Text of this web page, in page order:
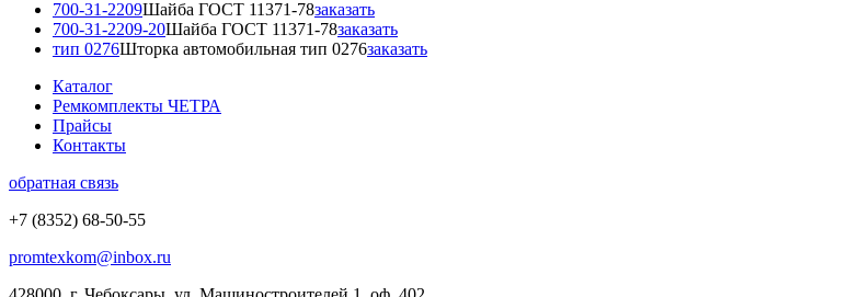
700-31-2209Шайба ГОСТ 11371-78заказать
700-31-2209-20Шайба ГОСТ 11371-78заказать
тип 0276Шторка автомобильная тип 0276заказать
Каталог
Ремкомплекты ЧЕТРА
Прайсы
Контакты
обратная связь
+7 (8352) 68-50-55
promtexkom@inbox.ru